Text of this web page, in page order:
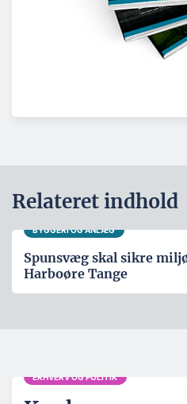
Relateret indhold
BYGGERI OG ANLÆG
Spunsvæg skal sikre
Harboøre Tange
ERHVERV OG POLITIK